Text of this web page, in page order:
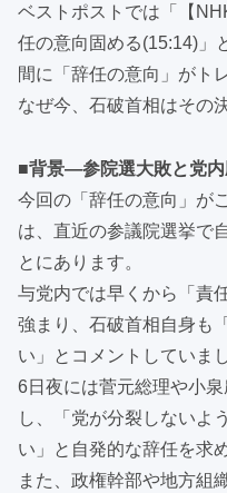
ベストポストでは「【
任の意向固める(15:14)」
間に「辞任の意向」がト
なぜ今、石破首相はその
■背景—参院選大敗と党内
今回の「辞任の意向」が
は、直近の参議院選挙で
とにあります。
与党内では早くから「責
強まり、石破首相自身も
い」とコメントしていま
6日夜には菅元総理や小
し、「党が分裂しないよ
い」と自発的な辞任を求
また、政権幹部や地方組